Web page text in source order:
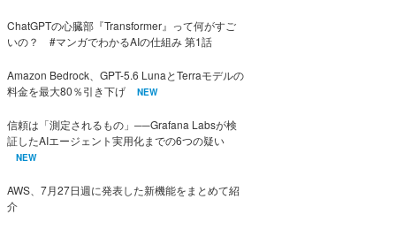
ChatGPTの心臓部『Transformer』って何がすご
いの？ #マンガでわかるAIの仕組み 第1話
Amazon Bedrock、GPT-5.6 LunaとTerraモデルの
料金を最大80％引き下げ
NEW
信頼は「測定されるもの」──Grafana Labsが検
証したAIエージェント実用化までの6つの疑い
NEW
AWS、7月27日週に発表した新機能をまとめて紹
介